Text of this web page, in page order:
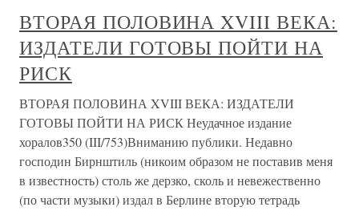
ВТОРАЯ ПОЛОВИНА XVIII ВЕКА:
ИЗДАТЕЛИ ГОТОВЫ ПОЙТИ НА
РИСК
ВТОРАЯ ПОЛОВИНА XVIII ВЕКА: ИЗДАТЕЛИ
ГОТОВЫ ПОЙТИ НА РИСК Неудачное издание
хоралов350 (III/753)Вниманию публики. Недавно
господин Бирнштиль (никоим образом не поставив меня
в известность) столь же дерзко, сколь и невежественно
(по части музыки) издал в Берлине вторую тетрадь